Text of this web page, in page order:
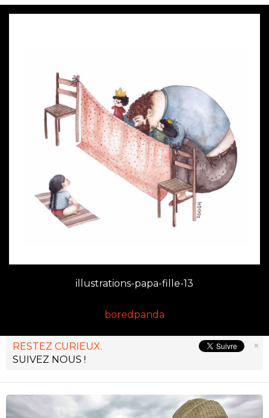
illustrations-papa-fille-13
boredpanda
×
RESTEZ CURIEUX.
SUIVEZ NOUS !